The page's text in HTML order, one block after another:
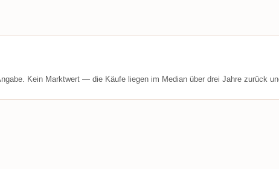
Kein Marktwert — die Käufe liegen im Median über drei Jahre zurück